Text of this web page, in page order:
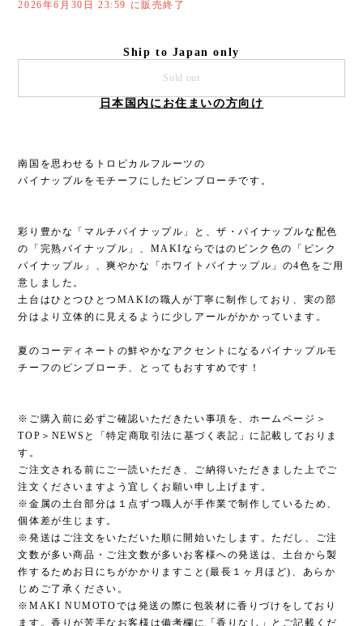
2026年6月30日 23:59 に販売終了
Ship to Japan only
Sold out
日本国内にお住まいの方向け
南国を思わせるトロピカルフルーツの
パイナップルをモチーフにしたピンブローチです。
彩り豊かな「マルチパイナップル」と、ザ・パイナップルな配色
の「完熟パイナップル」、MAKIならではのピンク色の「ピンク
パイナップル」、爽やかな「ホワイトパイナップル」の4色をご用
意しました。
土台はひとつひとつMAKIの職人が丁寧に制作しており、実の部
分はより立体的に見えるように少しアールがかかっています。
夏のコーディネートの鮮やかなアクセントになるパイナップルモ
チーフのピンブローチ、とってもおすすめです！
※ご購入前に必ずご確認いただきたい事項を、ホームページ＞
TOP＞NEWSと「特定商取引法に基づく表記」に記載しておりま
す。
ご注文される前にご一読いただき、ご納得いただきました上でご
注文くださいますよう宜しくお願い申し上げます。
※金属の土台部分は１点ずつ職人が手作業で制作しているため、
個体差が生じます。
※発送はご注文をいただいた順に開始いたします。ただし、ご注
文数が多い商品・ご注文数が多いお客様への発送は、土台から製
作するためお日にちがかかりますこと(最長１ヶ月ほど)、あらか
じめご了承ください。
※MAKI NUMOTOでは発送の際に包装材に香りづけをしており
ます。香りが苦手なお客様は備考欄に「香りなし」とご記載くだ